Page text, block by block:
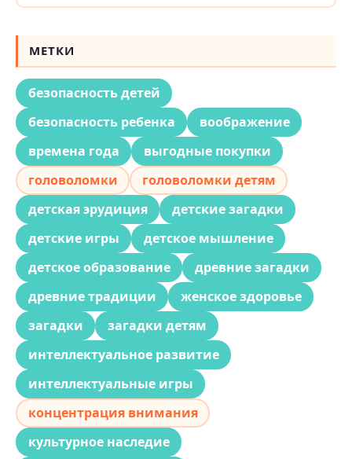
МЕТКИ
безопасность детей
безопасность ребенка
воображение
времена года
выгодные покупки
головоломки
головоломки детям
детская эрудиция
детские загадки
детские игры
детское мышление
детское образование
древние загадки
древние традиции
женское здоровье
загадки
загадки детям
интеллектуальное развитие
интеллектуальные игры
концентрация внимания
культурное наследие